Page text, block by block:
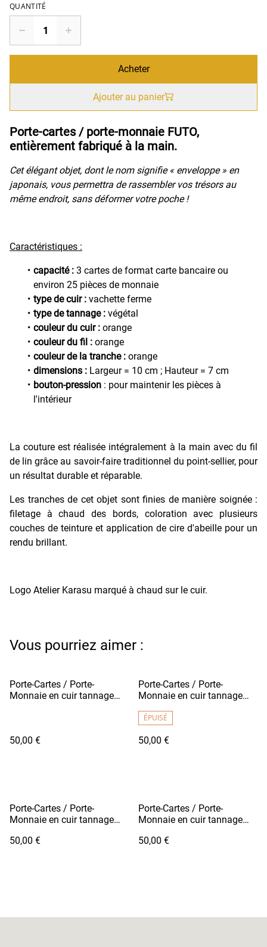
QUANTITÉ
Acheter
Ajouter au panier
Porte-cartes / porte-monnaie FUTO,
entièrement fabriqué à la main.
Cet élégant objet, dont le nom signifie « enveloppe » en
japonais, vous permettra de rassembler vos trésors au
même endroit, sans déformer votre poche !
Caractéristiques :
capacité : 3 cartes de format carte bancaire ou
environ 25 pièces de monnaie
type de cuir : vachette ferme
type de tannage : végétal
couleur du cuir : orange
couleur du fil : orange
couleur de la tranche : orange
dimensions : Largeur = 10 cm ; Hauteur = 7 cm
bouton-pression : pour maintenir les pièces à
l'intérieur
La couture est réalisée intégralement à la main avec du fil
de lin grâce au savoir-faire traditionnel du point-sellier, pour
un résultat durable et réparable.
Les tranches de cet objet sont finies de manière soignée :
filetage à chaud des bords, coloration avec plusieurs
couches de teinture et application de cire d'abeille pour un
rendu brillant.
Logo Atelier Karasu marqué à chaud sur le cuir.
Vous pourriez aimer :
Porte-Cartes / Porte-
Monnaie en cuir tannage
50,00 €
Porte-Cartes / Porte-
Monnaie en cuir tannage
Foncé
ÉPUISÉ
50,00 €
Porte-Cartes / Porte-
Monnaie en cuir tannage
50,00 €
Porte-Cartes / Porte-
Monnaie en cuir tannage
50,00 €